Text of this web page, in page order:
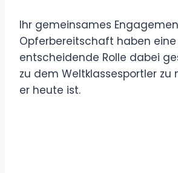
Ihr gemeinsames
Opferbereitschaft haben eine
entscheidende Rolle dabei
zu dem Weltklassesportler zu
er heute ist.